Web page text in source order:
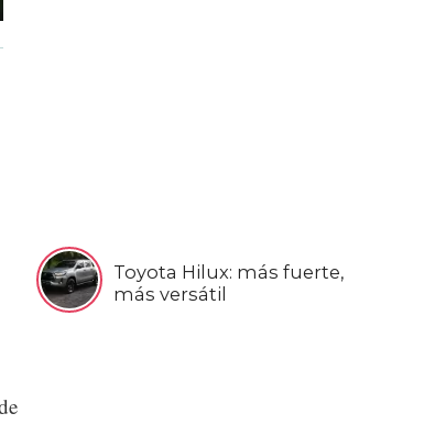
Toyota Hilux: más fuerte,
más versátil